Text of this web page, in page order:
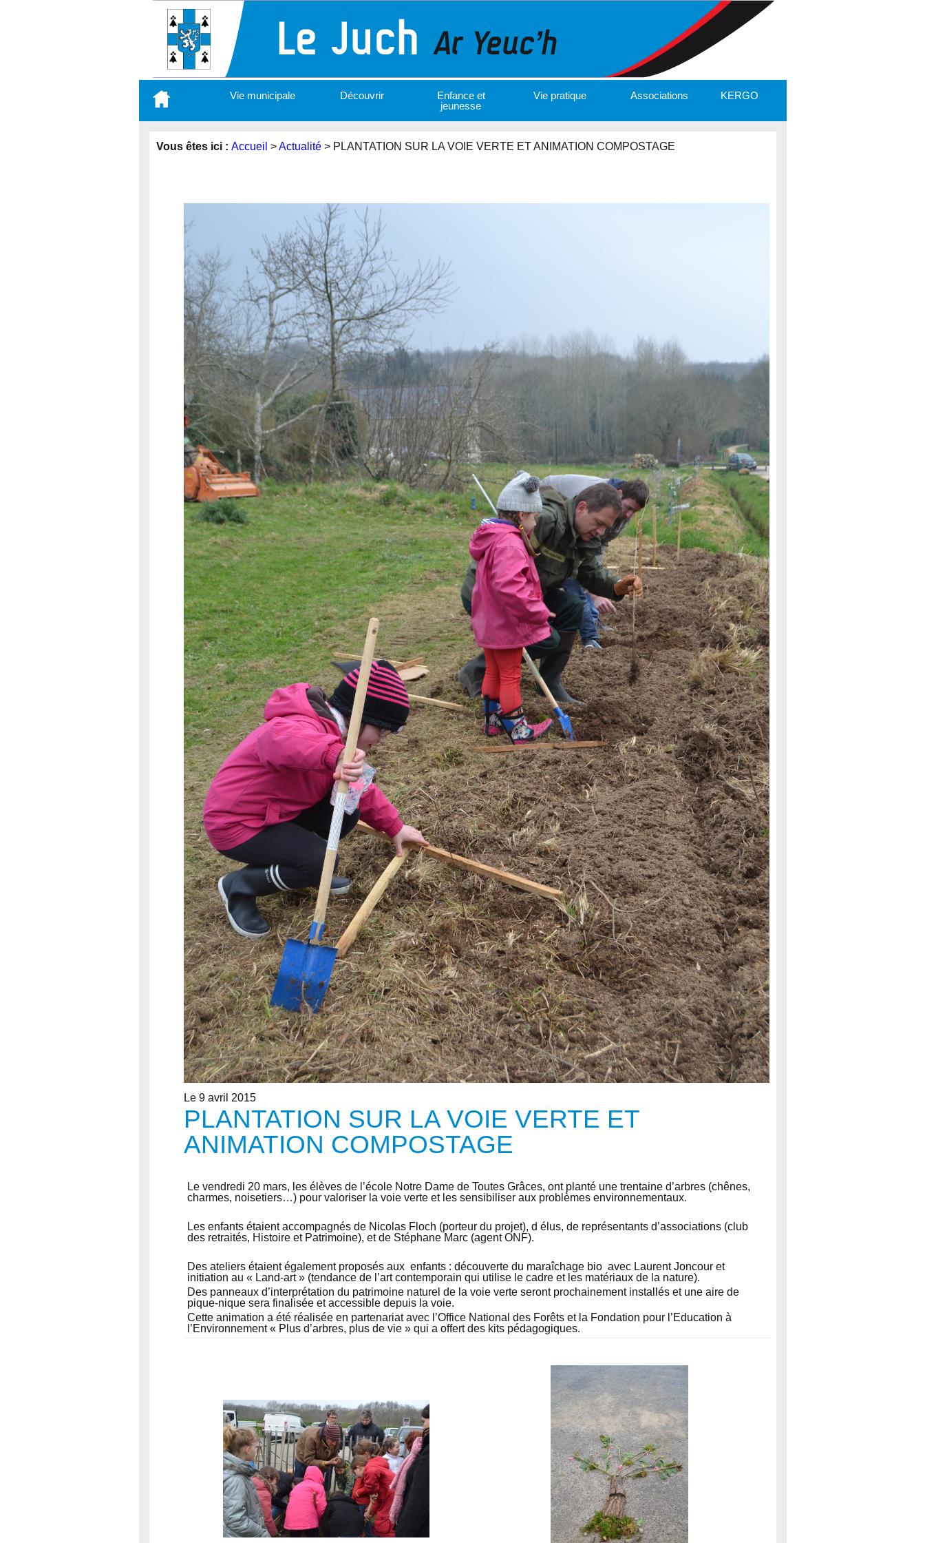
contenu
Vie municipale Découvrir
Enfance et
jeunesse
Vie pratique Associations KERGO
Vous êtes ici : Accueil >Actualité> PLANTATION SUR LA VOIE VERTE ET ANIMATION COMPOSTAGE
Le 9 avril 2015
PLANTATION SUR LA VOIE VERTE ET
ANIMATION COMPOSTAGE
Le vendredi 20 mars, les élèves de l’école Notre Dame de Toutes Grâces, ont planté une trentaine d’arbres (chênes,
charmes, noisetiers…) pour valoriser la voie verte et les sensibiliser aux problèmes environnementaux.
Les enfants étaient accompagnés de Nicolas Floch (porteur du projet), d élus, de représentants d’associations (club
des retraités, Histoire et Patrimoine), et de Stéphane Marc (agent ONF).
Des ateliers étaient également proposés aux enfants : découverte du maraîchage bio avec Laurent Joncour et
initiation au « Land-art » (tendance de l’art contemporain qui utilise le cadre et les matériaux de la nature).
Des panneaux d’interprétation du patrimoine naturel de la voie verte seront prochainement installés et une aire de
pique-nique sera finalisée et accessible depuis la voie.
Cette animation a été réalisée en partenariat avec l’Office National des Forêts et la Fondation pour l’Education à
l’Environnement « Plus d’arbres, plus de vie » qui a offert des kits pédagogiques.